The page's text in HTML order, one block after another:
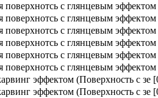
поверхнотсь с глянцевым эффектом
поверхнотсь с глянцевым эффектом
поверхнотсь с глянцевым эффектом
поверхнотсь с глянцевым эффектом
поверхнотсь с глянцевым эффектом
поверхнотсь с глянцевым эффектом
эффектом (Поверхность с зе
эффектом (Поверхность с зе